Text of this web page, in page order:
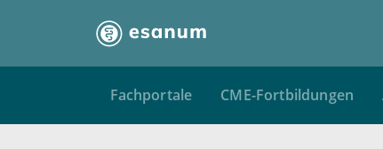
Fachportale CME-Fortbildungen